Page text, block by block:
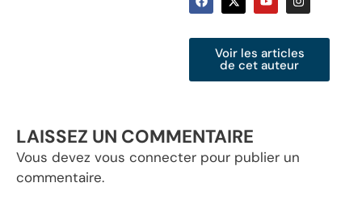
Voir les articles
de cet auteur
LAISSEZ UN COMMENTAIRE
Vous devez vous connecter pour publier un
commentaire.